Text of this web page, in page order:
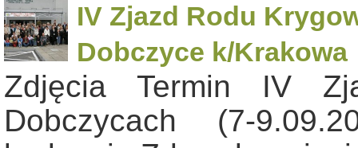
IV Zjazd Rodu
Dobczyce k/Krakowa
Zdjęcia Termin IV
Dobczycach (7-